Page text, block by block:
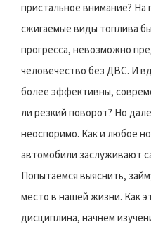
пристальное внимание? На
сжигаемые виды топлива
прогресса, невозможно
человечество без ДВС. И
более эффективны,
ли резкий поворот? Но
неоспоримо. Как и любое
автомобили заслуживают
Попытаемся выяснить,
место в нашей жизни. Как
дисциплина, начнем